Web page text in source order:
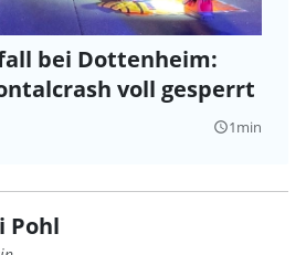
bei Dottenheim:
voll gesperrt
query_builder1min
Pohl